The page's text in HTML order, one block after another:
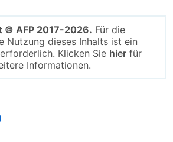
© AFP 2017-2026. Für die
Nutzung dieses Inhalts ist ein
Klicken Sie hierfür
Informationen.